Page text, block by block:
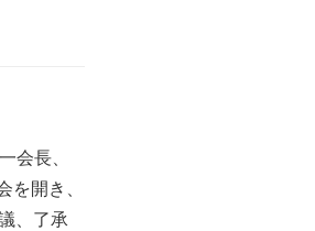
会長、
を開き、
、了承